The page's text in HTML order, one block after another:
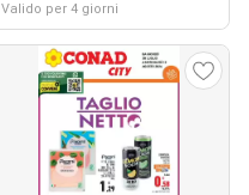
Valido per 4 giorni